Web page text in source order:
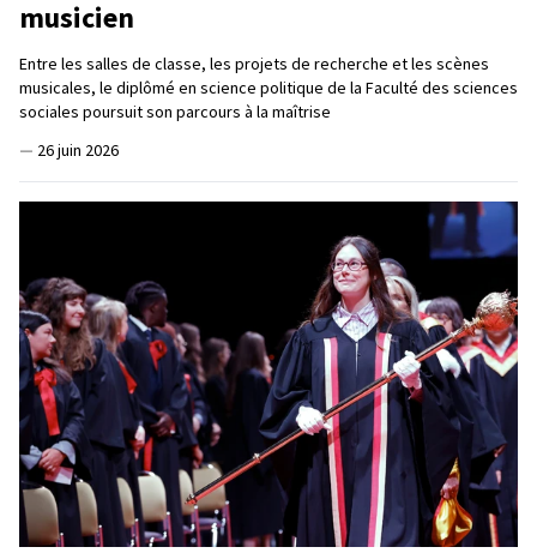
musicien
Entre les salles de classe, les projets de recherche et les scènes
musicales, le diplômé en science politique de la Faculté des sciences
sociales poursuit son parcours à la maîtrise
— 26 juin 2026